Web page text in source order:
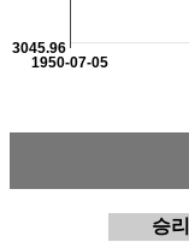
1950-07-05
3045.96
승리